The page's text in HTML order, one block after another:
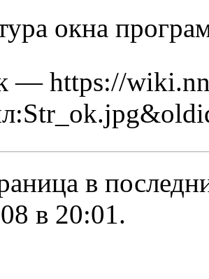
окна
— https://
в
в 20:01.